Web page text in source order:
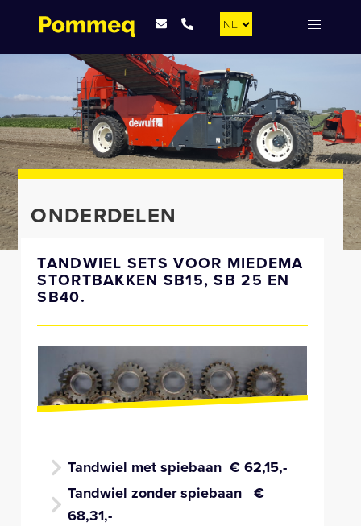
ONDERDELEN
TANDWIEL SETS VOOR MIEDEMA
STORTBAKKEN SB15, SB 25 EN
SB40.
Tandwiel met spiebaan € 62,15,-
Tandwiel zonder spiebaan
€
68,31,-